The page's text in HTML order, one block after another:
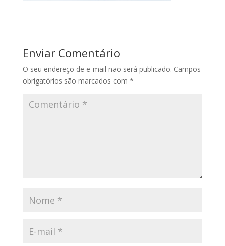
Enviar Comentário
O seu endereço de e-mail não será publicado. Campos
obrigatórios são marcados com *